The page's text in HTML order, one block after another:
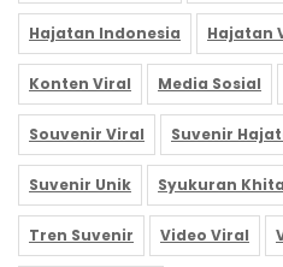
Hajatan Indonesia Hajatan
Konten Viral Media Sosial
Souvenir Viral Suvenir
Suvenir Unik Syukuran
Tren Suvenir Video Viral